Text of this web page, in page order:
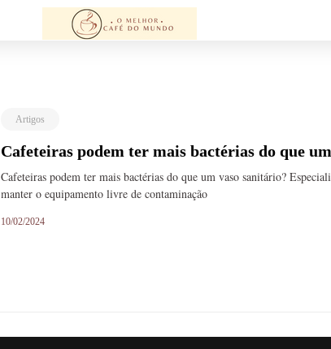
Artigos
Cafeteiras podem ter mais bactérias do que
Cafeteiras podem ter mais bactérias do que um vaso sanitário?
manter o equipamento livre de contaminação
10/02/2024